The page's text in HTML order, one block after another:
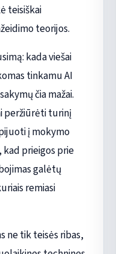
teisiškai
teorijos.
kada viešai
tinkamu AI
čia mažai.
peržiūrėti turinį
į mokymo
prieigos prie
galėtų
remiasi
ne tik teisės ribas,